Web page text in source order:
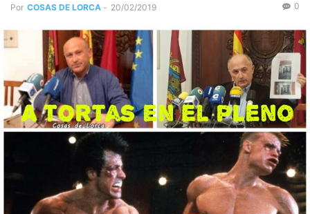
Por COSAS DE LORCA - 20/02/2019 0